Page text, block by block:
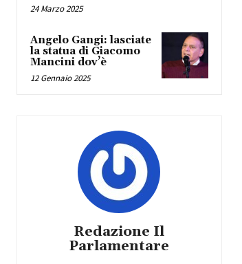
24 Marzo 2025
Angelo Gangi: lasciate
la statua di Giacomo
Mancini dov’è
12 Gennaio 2025
Redazione Il
Parlamentare